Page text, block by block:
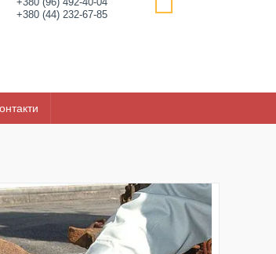
+380 (44) 232-67-85